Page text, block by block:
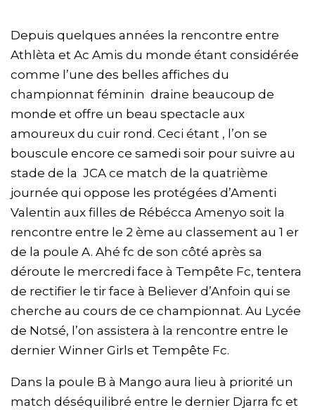
Depuis quelques années la rencontre entre
Athlèta et Ac Amis du monde étant considérée
comme l’une des belles affiches du
championnat féminin draine beaucoup de
monde et offre un beau spectacle aux
amoureux du cuir rond. Ceci étant , l’on se
bouscule encore ce samedi soir pour suivre au
stade de la JCA ce match de la quatrième
journée qui oppose les protégées d’Amenti
Valentin aux filles de Rébécca Amenyo soit la
rencontre entre le 2 ème au classement au 1 er
de la poule A. Ahé fc de son côté après sa
déroute le mercredi face à Tempête Fc, tentera
de rectifier le tir face à Believer d’Anfoin qui se
cherche au cours de ce championnat. Au Lycée
de Notsé, l’on assistera à la rencontre entre le
dernier Winner Girls et Tempête Fc.
Dans la poule B à Mango aura lieu à priorité un
match déséquilibré entre le dernier Djarra fc et